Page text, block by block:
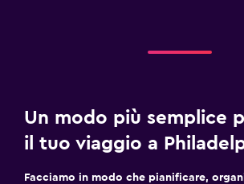
Un modo più semplice
il tuo viaggio a
Facciamo in modo che pianificare,